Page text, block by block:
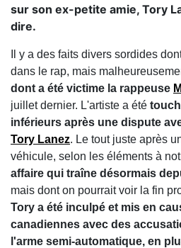
sur son ex-petite amie, Tory
dire.
Il y a des faits divers sordides
dans le rap, mais
dont a été victime la rappeuse
juillet dernier. L'artiste a été
inférieurs après une dispute
Tory Lanez. Le tout juste après
véhicule, selon les éléments à
affaire qui traîne désormais
mais dont on pourrait voir la fin
Tory a été inculpé et mis en
canadiennes avec des
l'arme semi-automatique, en